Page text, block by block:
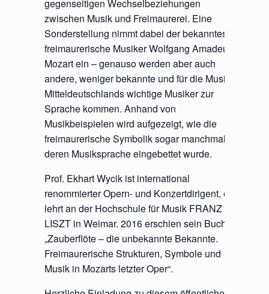
gegenseitigen Wechselbeziehungen
zwischen Musik und Freimaurerei. Eine
Sonderstellung nimmt dabei der bekannteste
freimaurerische Musiker Wolfgang Amadeus
Mozart ein – genauso werden aber auch
andere, weniger bekannte und für die Musik
Mitteldeutschlands wichtige Musiker zur
Sprache kommen. Anhand von
Musikbeispielen wird aufgezeigt, wie die
freimaurerische Symbolik sogar manchmal in
deren Musiksprache eingebettet wurde.
Prof. Ekhart Wycik ist international
renommierter Opern- und Konzertdirigent, er
lehrt an der Hochschule für Musik FRANZ
LISZT in Weimar. 2016 erschien sein Buch
„Zauberflöte – die unbekannte Bekannte.
Freimaurerische Strukturen, Symbole und
Musik in Mozarts letzter Oper“.